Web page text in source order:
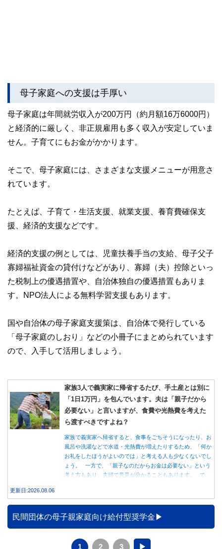
母子家庭への支援は手厚い
母子家庭は年間就労収入が200万円（約月額16万6000円）
と経済的に厳しく、非正規雇用も多く収入が安定していま
せん。子育てにもお金がかかります。
そこで、母子家庭には、さまざまな支援メニューが用意さ
れています。
たとえば、子育て・生活支援、就業支援、養育費確保支
援、経済的支援などです。
経済的支援の例としては、児童扶養手当の支給、母子父子
寡婦福祉資金の貸付けなどがあり、寡婦（夫）控除といっ
た税制上の優遇措置や、自治体独自の優遇措置もありま
す。NPO法人による無料学習支援もあります。
国や自治体の母子家庭支援策は、自治体で発行している
「母子家庭のしおり」などの小冊子にまとめられています
ので、入手して活用しましょう。
家族3人で義実家に帰省するたび、手土産とは別に
「1日1万円」を包んでいます。夫は「親子だから
必要ない」と言いますが、食費や光熱費を考えた
ら渡すべきですよね？
家族で義実家へ帰省すると、食事をごちそうになったり、お
風呂や洗濯などで水道・光熱費が増えたりするため、「何か
お礼をしたほうがよいのでは」と考える人も少なくないでし
ょう。 一方で、「親子なのだからお金は必要ない」という
考え方もあり、夫婦で意見が分かることもあります。 で
ます。
更新日:2026.08.06
民間団体の母子親家庭向け給付型奨学金
1 2 3 ▶